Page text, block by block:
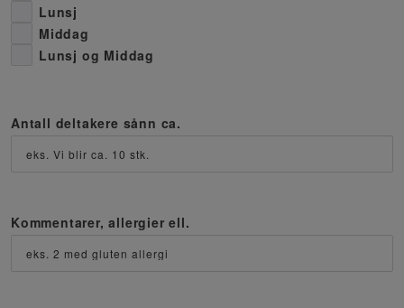
Lunsj
Middag
Lunsj og Middag
Antall deltakere sånn ca.
Kommentarer, allergier ell.